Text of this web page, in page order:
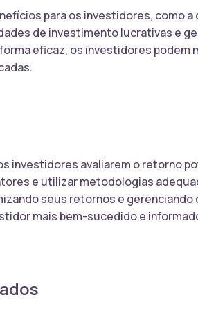
para os investidores, como a
de investimento lucrativas e
eficaz, os investidores podem
investidores avaliarem o retorno
e utilizar metodologias
seus retornos e gerenciando
mais bem-sucedido e